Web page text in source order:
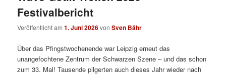
Festivalbericht
Veröffentlicht am1. Juni 2026vonSven Bähr
Über das Pfingstwochenende war Leipzig erneut das
unangefochtene Zentrum der Schwarzen Szene – und das schon
zum 33. Mal! Tausende pilgerten auch dieses Jahr wieder nach